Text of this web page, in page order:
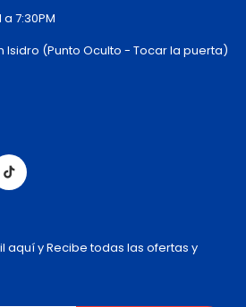
7:30PM
Isidro (Punto Oculto - Tocar la puerta)
aquí y Recibe todas las ofertas y